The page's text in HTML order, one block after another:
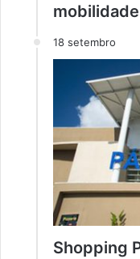
18 setembro
Shopping